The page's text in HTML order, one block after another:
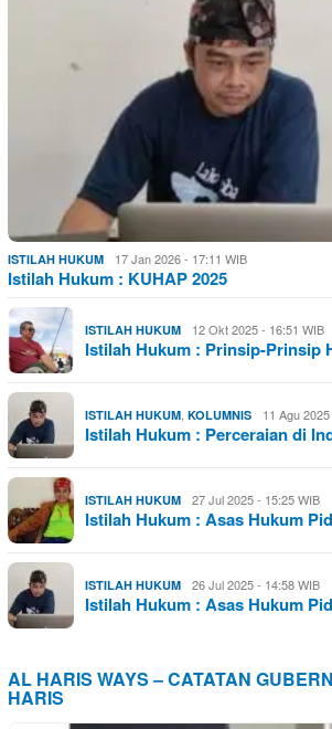
ISTILAH HUKUM 17 Jan 2026 - 17:11 WIB
Istilah Hukum : KUHAP 2025
ISTILAH HUKUM 12 Okt 2025 - 16:51 WIB
Istilah Hukum : Prinsip-Prinsip
ISTILAH HUKUM, KOLUMNIS 11 Agu
Istilah Hukum : Perceraian di
ISTILAH HUKUM 27 Jul 2025 - 15:25 WIB
Istilah Hukum : Asas Hukum
ISTILAH HUKUM 26 Jul 2025 - 14:58 WIB
Istilah Hukum : Asas Hukum
AL HARIS WAYS – CATATAN
HARIS